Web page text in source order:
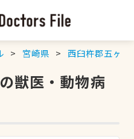
宮崎県 西臼杵郡五ヶ瀬
獣医・動物病